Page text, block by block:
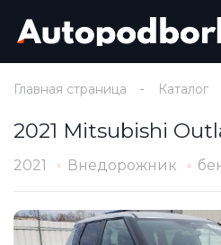
Главная страница Каталог
2021 Mitsubishi
2021 Внедорожник